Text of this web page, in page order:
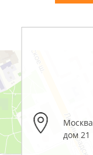
Москва
дом 21